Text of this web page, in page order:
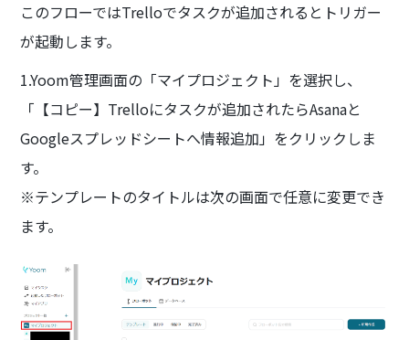
このフローではTrelloでタスクが追加されるとトリガー
が起動します。
1.Yoom管理画面の「マイプロジェクト」を選択し、
「【コピー】Trelloにタスクが追加されたらAsanaと
Googleスプレッドシートへ情報追加」をクリックしま
す。
※テンプレートのタイトルは次の画面で任意に変更でき
ます。